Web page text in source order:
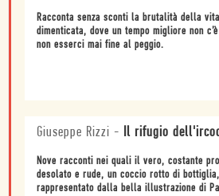
Racconta senza sconti la brutalità della vita
dimenticata, dove un tempo migliore non
non esserci mai fine al peggio.
Giuseppe Rizzi - Il rifugio
Nove racconti nei quali il vero, costante
desolato e rude, un coccio rotto di
rappresentato dalla bella illustrazione di